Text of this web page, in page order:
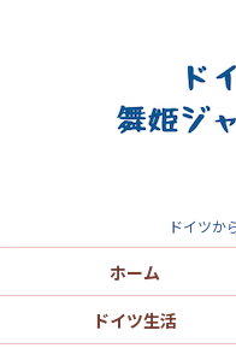
ドイツか
ホーム
ドイツ生活